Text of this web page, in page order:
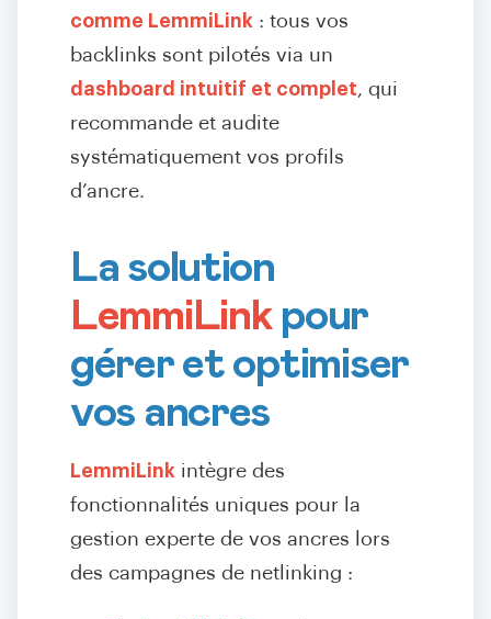
comme LemmiLink : tous vos
backlinks sont pilotés via un
dashboard intuitif et complet, qui
recommande et audite
systématiquement vos profils
d’ancre.
La solution
LemmiLinkpour
gérer et optimiser
vos ancres
LemmiLink intègre des
fonctionnalités uniques pour la
gestion experte de vos ancres lors
des campagnes de netlinking :